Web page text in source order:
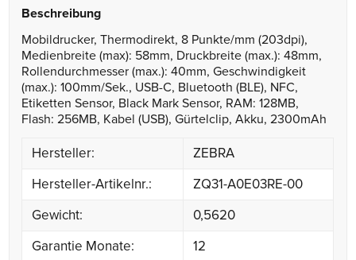
Beschreibung
Mobildrucker, Thermodirekt, 8 Punkte/mm (203dpi),
Medienbreite (max): 58mm, Druckbreite (max.): 48mm,
Rollendurchmesser (max.): 40mm, Geschwindigkeit
(max.): 100mm/Sek., USB-C, Bluetooth (BLE), NFC,
Etiketten Sensor, Black Mark Sensor, RAM: 128MB,
Flash: 256MB, Kabel (USB), Gürtelclip, Akku, 2300mAh
Hersteller:
ZEBRA
Hersteller-Artikelnr.:
ZQ31-A0E03RE-00
Gewicht:
0,5620
Garantie Monate:
12